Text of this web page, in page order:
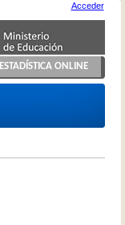
Acceder
ESTADÍSTICA ONLINE